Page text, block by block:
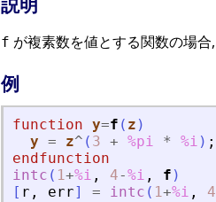
f が複素数を値とする関数の場合,
例
function y=f ( z )
y = z^ ( 3 + %pi * %i ) ;
endfunction
intc ( 1+%i , 4-%i , f )
[ r , err] = intc ( 1+%i , 4